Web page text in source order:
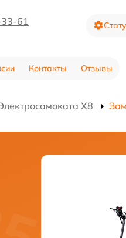
61
Контакты Отзывы
X8